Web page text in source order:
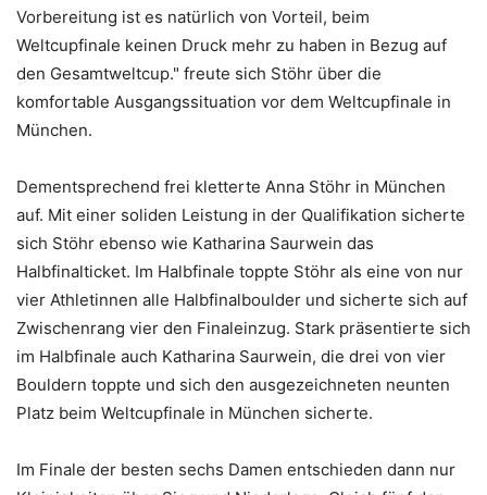
Vorbereitung ist es natürlich von Vorteil, beim
Weltcupfinale keinen Druck mehr zu haben in Bezug auf
den Gesamtweltcup." freute sich Stöhr über die
komfortable Ausgangssituation vor dem Weltcupfinale in
München.
Dementsprechend frei kletterte Anna Stöhr in München
auf. Mit einer soliden Leistung in der Qualifikation sicherte
sich Stöhr ebenso wie Katharina Saurwein das
Halbfinalticket. Im Halbfinale toppte Stöhr als eine von nur
vier Athletinnen alle Halbfinalboulder und sicherte sich auf
Zwischenrang vier den Finaleinzug. Stark präsentierte sich
im Halbfinale auch Katharina Saurwein, die drei von vier
Bouldern toppte und sich den ausgezeichneten neunten
Platz beim Weltcupfinale in München sicherte.
Im Finale der besten sechs Damen entschieden dann nur